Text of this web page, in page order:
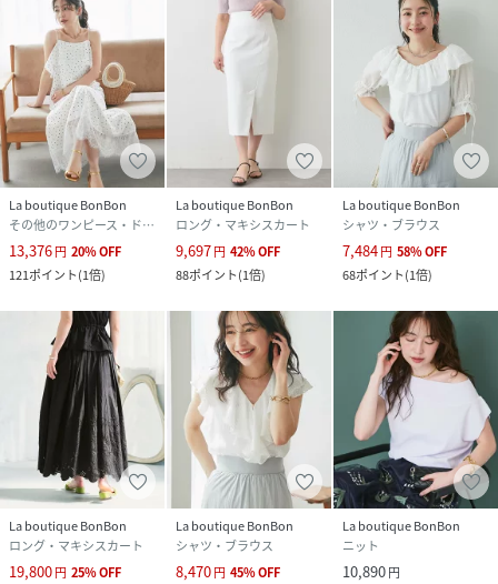
La boutique BonBon
その他のワンピース・ドレス
13,376円 20%OFF
121ポイント(1倍)
La boutique BonBon
ロング・マキシスカート
9,697円 42%OFF
88ポイント(1倍)
La boutique BonBon
シャツ・ブラウス
7,484円 58%OFF
68ポイント(1倍)
La boutique BonBon
ロング・マキシスカート
19,800円 25%OFF
La boutique BonBon
シャツ・ブラウス
8,470円 45%OFF
La boutique BonBon
ニット
10,890円